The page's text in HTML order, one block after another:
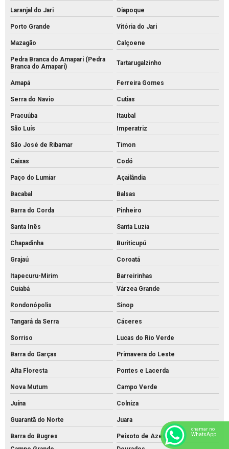
Laranjal do Jari Oiapoque
Porto Grande Vitória do Jari
Mazagão Calçoene
Pedra Branca do Amapari (Pedra
Branca do Amaparí)
Tartarugalzinho
Amapá Ferreira Gomes
Serra do Navio Cutias
Pracuúba
Itaubal
São Luís
Imperatriz
São José de Ribamar Timon
Caixas Codó
Paço do Lumiar Açailândia
Bacabal Balsas
Barra do Corda Pinheiro
Santa Inês Santa Luzia
Chapadinha Buriticupú
Grajaú Coroatá
Itapecuru-Mirim
Barreirinhas
Cuiabá
Várzea Grande
Rondonópolis Sinop
Tangará da Serra Cáceres
Sorriso Lucas do Rio Verde
Barra do Garças Primavera do Leste
Alta Floresta Pontes e Lacerda
Nova Mutum Campo Verde
Juína Colniza
Guarantã do Norte Juara
Barra do Bugres
Peixoto de Azevedo
chamar no
WhatsApp